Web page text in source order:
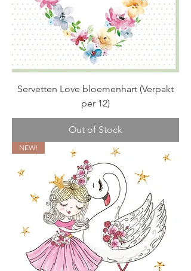
Servetten Love bloemenhart (Verpakt
per 12)
Out of Stock
NEW!